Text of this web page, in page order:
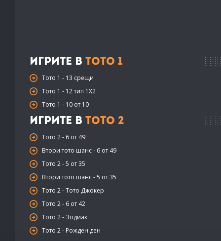
Игрите в Тото 1
Тото 1 - 13 срещи
Тото 1 - 12 тип 1X2
Тото 1 - 10 от 10
Игрите в Тото 2
Тото 2 - 6 от 49
Втори тото шанс - 6 от 49
Тото 2 - 5 от 35
Втори тото шанс - 5 от 35
Тото 2 - Тото Джокер
Тото 2 - 6 от 42
Тото 2 - Зодиак
Тото 2 - Рожден ден